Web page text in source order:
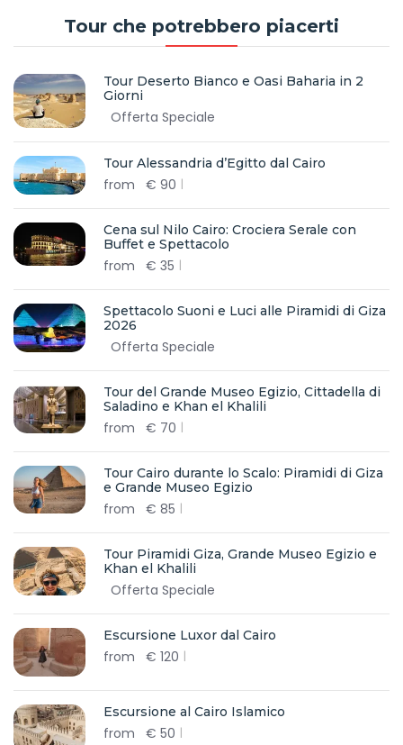
Tour che potrebbero piacerti
Tour Deserto Bianco e Oasi Baharia in 2
Giorni
Offerta Speciale
Tour Alessandria d’Egitto dal Cairo
from € 90
Cena sul Nilo Cairo: Crociera Serale con
Buffet e Spettacolo
from € 35
Spettacolo Suoni e Luci alle Piramidi di Giza
2026
Offerta Speciale
Tour del Grande Museo Egizio, Cittadella di
Saladino e Khan el Khalili
from € 70
Tour Cairo durante lo Scalo: Piramidi di Giza
e Grande Museo Egizio
from € 85
Tour Piramidi Giza, Grande Museo Egizio e
Khan el Khalili
Offerta Speciale
Escursione Luxor dal Cairo
from € 120
Escursione al Cairo Islamico
from € 50